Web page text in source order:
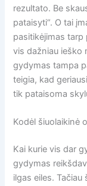
rezultato. Be
pataisyti“. O tai
pasitikėjimas
vis dažniau ieško
gydymas tampa
teigia, kad
tik pataisoma
Kodėl šiuolaikinė
Kai kurie vis dar
gydymas
ilgas eiles.